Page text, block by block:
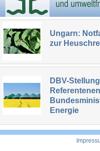
Ungarn:
zur
DBV-
Energie